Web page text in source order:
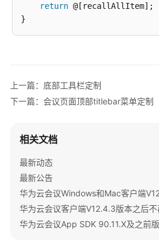
return @[recallAllItem];
上一篇：底部工具栏定制
下一篇：会议页面顶部titlebar菜单定制
相关文档
最新动态
最新公告
华为云会议客户端V12.4.3版本之后